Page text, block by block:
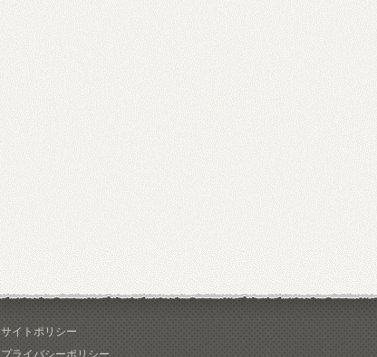
サイトポリシー
プライバシーポリシー